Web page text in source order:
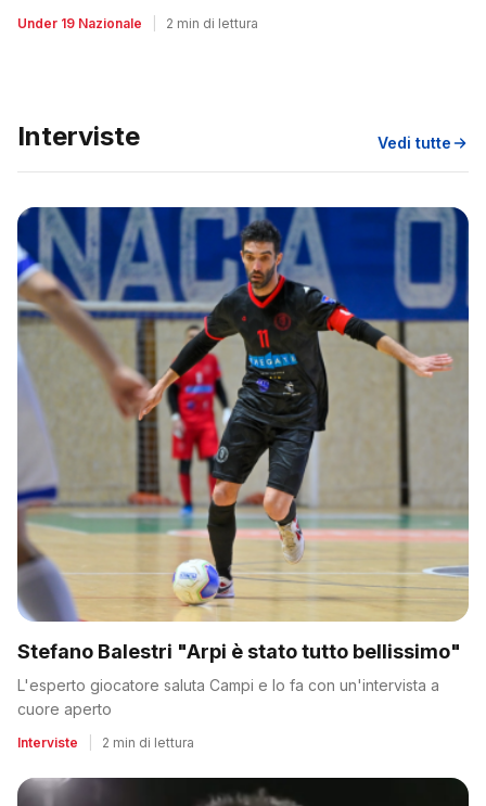
Under 19 Nazionale 2 min di lettura
Interviste Vedi tutte
Stefano Balestri "Arpi è stato tutto bellissimo"
L'esperto giocatore saluta Campi e lo fa con un'intervista a
cuore aperto
Interviste 2 min di lettura